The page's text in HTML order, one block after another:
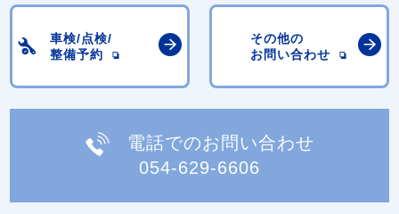
車検/点検/
整備予約
その他の
お問い合わせ
電話でのお問い合わせ
054-629-6606